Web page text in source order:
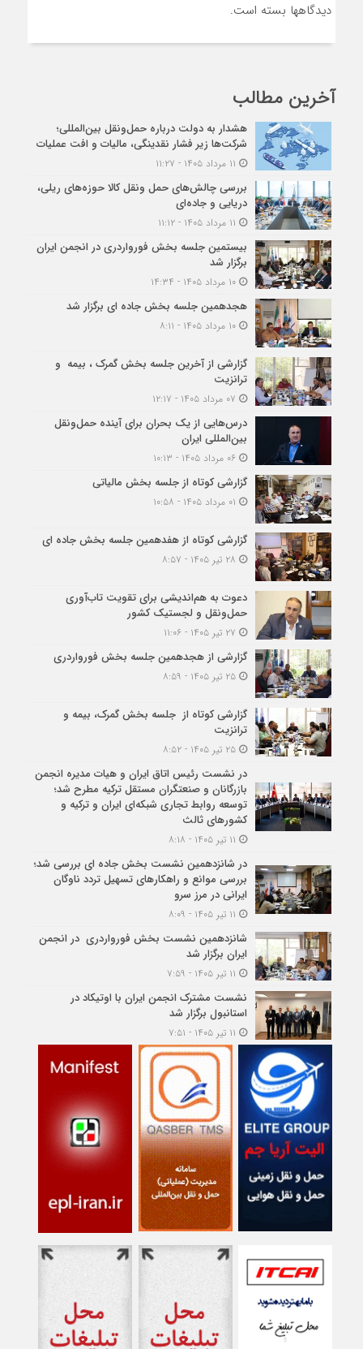
دیدگاهها بسته است.
آخرین مطالب
هشدار به دولت درباره حمل‌ونقل بین‌المللی؛
شرکت‌ها زیر فشار نقدینگی، مالیات و افت عملیات
بررسی چالش‌های حمل ونقل کالا حوزه‌های ریلی،
دریایی و جاده‌ای
بیستمین جلسه بخش فورواردری در انجمن ایران
برگزار شد
۱۰ مرداد ۱۴۰۵ - ۱۴:۳۴
هجدهمین جلسه بخش جاده ای برگزار شد
۱۰ مرداد ۱۴۰۵ - ۸:۱۱
گزارشی از آخرین جلسه بخش گمرک ، بیمه و
ترانزیت
درس‌هایی از یک بحران برای آینده حمل‌ونقل
بین‌المللی ایران
گزارشی کوتاه از جلسه بخش مالیاتی
گزارشی کوتاه از هفدهمین جلسه بخش جاده ای
دعوت به هم‌اندیشی برای تقویت تاب‌آوری
حمل‌ونقل و لجستیک کشور
گزارشی از هجدهمین جلسه بخش فورواردری
۲۵ تیر ۱۴۰۵ - ۸:۵۹
گزارشی کوتاه از جلسه بخش گمرک، بیمه و
ترانزیت
۲۵ تیر ۱۴۰۵ - ۸:۵۲
در نشست رئیس اتاق ایران و هیات مدیره انجمن
بازرگانان و صنعتگران مستقل ترکیه مطرح شد؛
توسعه روابط تجاری شبکه‌ای ایران و ترکیه و
کشورهای ثالث
در شانزدهمین نشست بخش جاده ای بررسی شد؛
بررسی موانع و راهکارهای تسهیل تردد ناوگان
ایرانی در مرز سرو
شانزدهمین نشست بخش فورواردری در انجمن
ایران برگزار شد
نشست مشترک انجمن ایران با اوتیکاد در
استانبول برگزار شد